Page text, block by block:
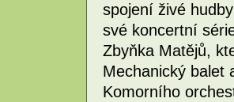
spojení živé
své koncertní
Zbyňka Matějů,
Mechanický balet
Komorního